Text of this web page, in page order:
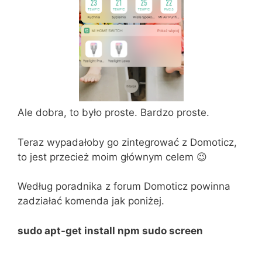
Ale dobra, to było proste. Bardzo proste.
Teraz wypadałoby go zintegrować z Domoticz,
to jest przecież moim głównym celem 😉
Według poradnika z forum Domoticz powinna
zadziałać komenda jak poniżej.
sudo apt-get install npm sudo screen